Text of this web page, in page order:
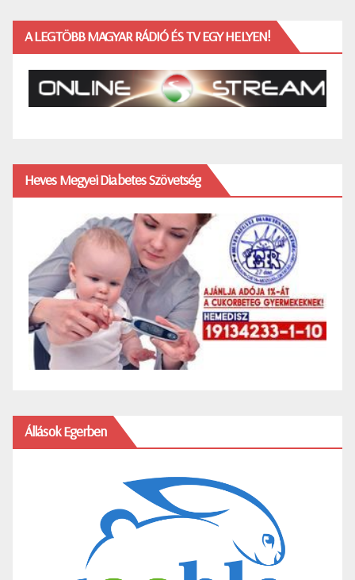
A LEGTÖBB MAGYAR RÁDIÓ ÉS TV EGY HELYEN!
Heves Megyei Diabetes Szövetség
Állások Egerben